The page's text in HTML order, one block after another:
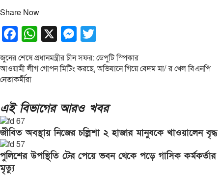
Share Now
Facebook
WhatsApp
X Messenger
Post
navigation
জুনের শেষে প্রধানমন্ত্রীর চীন সফর: ডেপুটি স্পিকার
আওয়ামী লীগ গোপন মিটিং করছে, অভিযানে গিয়ে বেদম মা/ র খেল বিএনপি
নেতাকর্মীরা
এই বিভাগের আরও খবর
জীবিত অবস্থায় নিজের চল্লিশা ২ হাজার মানুষকে খাওয়ালেন বৃদ্ধ
পুলিশের উপস্থিতি টের পেয়ে ভবন থেকে পড়ে গাসিক কর্মকর্তার
মৃত্যু